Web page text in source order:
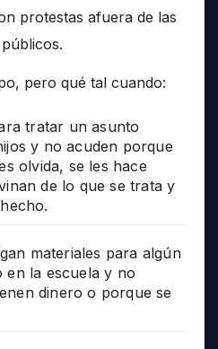
protestas afuera de las
pero qué tal cuando:
tratar un asunto
y no acuden porque
olvida, se les hace
de lo que se trata y
materiales para algún
en la escuela y no
dinero o porque se